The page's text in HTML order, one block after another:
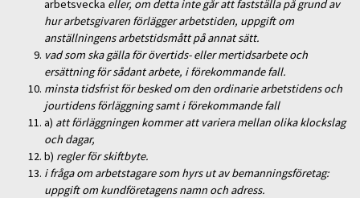
arbetsvecka eller, om detta inte går att fastställa på grund av
hur arbetsgivaren förlägger arbetstiden, uppgift om
anställningens arbetstidsmått på annat sätt.
vad som ska gälla för övertids- eller mertidsarbete och
ersättning för sådant arbete, i förekommande fall.
minsta tidsfrist för besked om den ordinarie arbetstidens och
jourtidens förläggning samt i förekommande fall
a) att förläggningen kommer att variera mellan olika klockslag
och dagar,
b) regler för skiftbyte.
i fråga om arbetstagare som hyrs ut av bemanningsföretag:
uppgift om kundföretagens namn och adress.